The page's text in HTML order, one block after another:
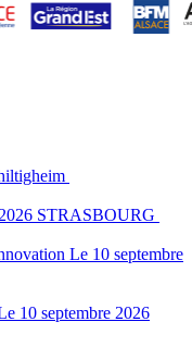
STRASBOURG
Le 10 septembre
10 septembre 2026